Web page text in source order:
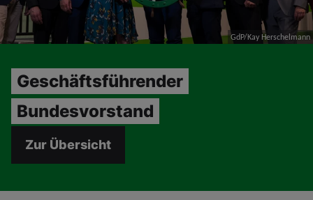
GdP/Kay Herschelmann
Geschäftsführender
Bundesvorstand
Zur Übersicht